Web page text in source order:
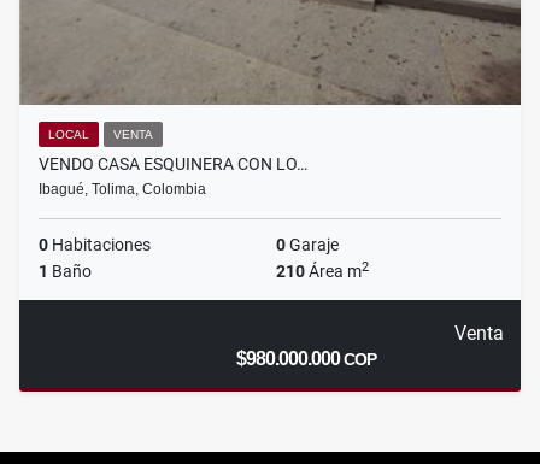
LOCAL VENTA
VENDO CASA ESQUINERA CON LO…
Ibagué, Tolima, Colombia
0 Habitaciones 0Garaje
1 Baño 210Área m2
Venta
$980.000.000COP